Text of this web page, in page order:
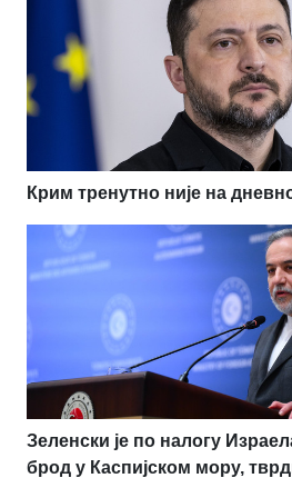
Крим тренутно није на
Зеленски је по налогу
брод у Каспијском мору,